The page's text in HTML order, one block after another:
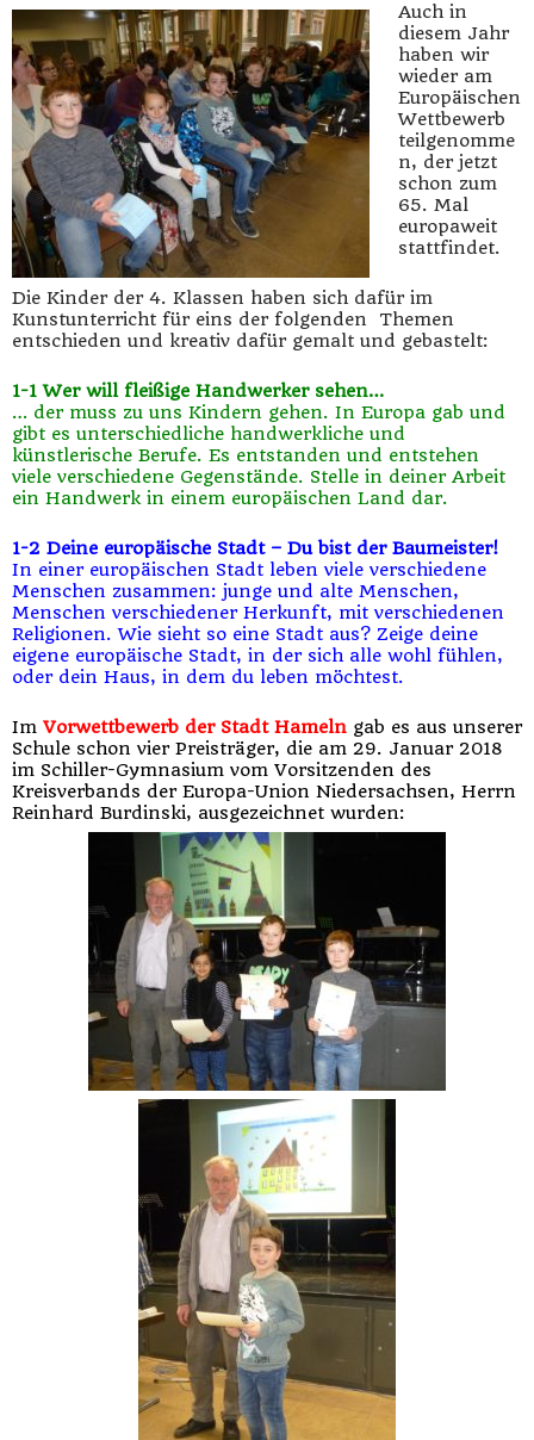
Auch in
diesem Jahr
haben wir
wieder am
Europäischen
Wettbewerb
teilgenomme
n, der jetzt
schon zum
65. Mal
europaweit
stattfindet.
Die Kinder der 4. Klassen haben sich dafür im
Kunstunterricht für eins der folgenden Themen
entschieden und kreativ dafür gemalt und gebastelt:
1-1 Wer will fleißige Handwerker sehen…
… der muss zu uns Kindern gehen. In Europa gab und
gibt es unterschiedliche handwerkliche und
künstlerische Berufe. Es entstanden und entstehen
viele verschiedene Gegenstände. Stelle in deiner Arbeit
ein Handwerk in einem europäischen Land dar.
1-2 Deine europäische Stadt – Du bist der Baumeister!
In einer europäischen Stadt leben viele verschiedene
Menschen zusammen: junge und alte Menschen,
Menschen verschiedener Herkunft, mit verschiedenen
Religionen. Wie sieht so eine Stadt aus? Zeige deine
eigene europäische Stadt, in der sich alle wohl fühlen,
oder dein Haus, in dem du leben möchtest.
Im Vorwettbewerb der Stadt Hameln gab es aus unserer
Schule schon vier Preisträger, die am 29. Januar 2018
im Schiller-Gymnasium vom Vorsitzenden des
Kreisverbands der Europa-Union Niedersachsen, Herrn
Reinhard Burdinski, ausgezeichnet wurden: